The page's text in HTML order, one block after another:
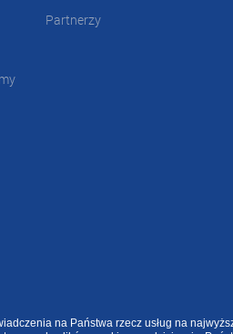
Partnerzy
na Państwa rzecz usług na